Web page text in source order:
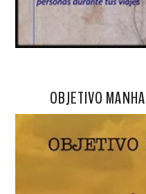
OBJETIVO